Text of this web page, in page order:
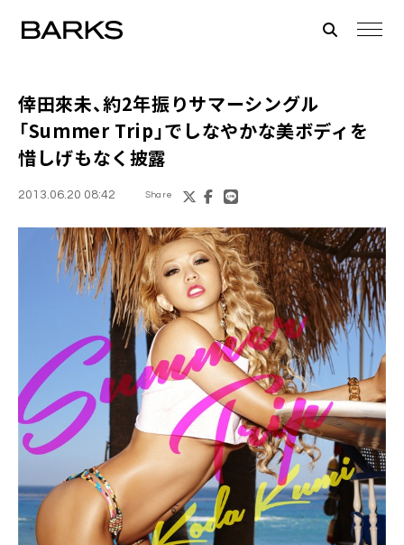
倖田來未、約2年振りサマーシングル
「Summer Trip」でしなやかな美ボディを
惜しげもなく披露
2013.06.20 08:42 Share